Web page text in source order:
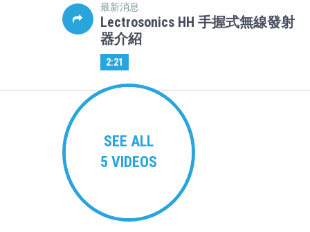
最新消息
Lectrosonics HH 手握式無線發射
器介紹
2:21
SEE ALL
5 VIDEOS